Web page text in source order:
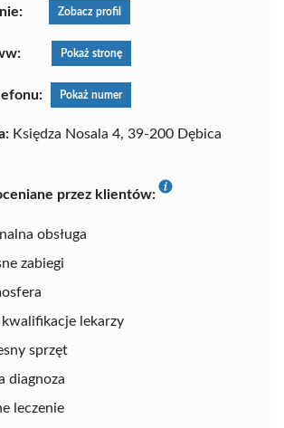
Zobacz profil
Pokaż stronę
Pokaż numer
Księdza Nosala 4, 39-200 Dębica
przez klientów:
obsługa
zabiegi
lekarzy
sprzęt
diagnoza
leczenie